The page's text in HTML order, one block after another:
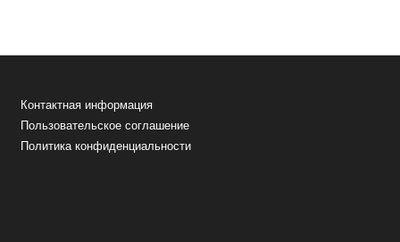
Контактная информация
Пользовательское соглашение
Политика конфиденциальности